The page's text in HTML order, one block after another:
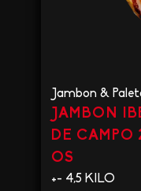
Jambon &
JAMBON
DE CAMPO
OS
+- 4,5 KILO